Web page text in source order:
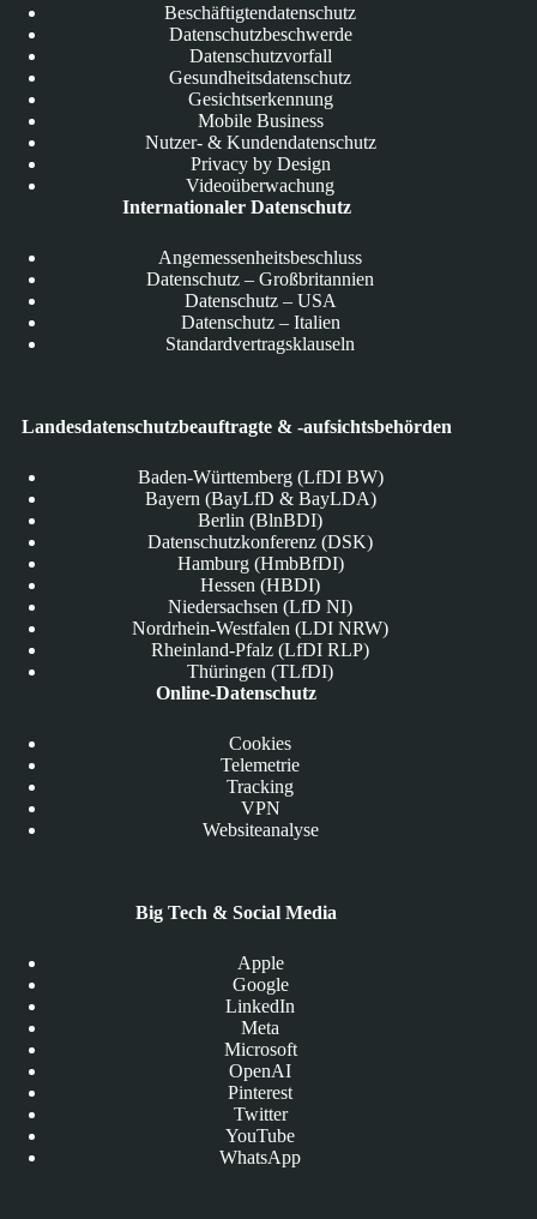
Beschäftigtendatenschutz
Datenschutzbeschwerde
Datenschutzvorfall
Gesundheitsdatenschutz
Gesichtserkennung
Mobile Business
Nutzer- & Kundendatenschutz
Privacy by Design
Videoüberwachung
Internationaler Datenschutz
Angemessenheitsbeschluss
Datenschutz – Großbritannien
Datenschutz – USA
Datenschutz – Italien
Standardvertragsklauseln
Landesdatenschutzbeauftragte & -aufsichtsbehörden
Baden-Württemberg (LfDI BW)
Bayern (BayLfD & BayLDA)
Berlin (BlnBDI)
Datenschutzkonferenz (DSK)
Hamburg (HmbBfDI)
Hessen (HBDI)
Niedersachsen (LfD NI)
Nordrhein-Westfalen (LDI NRW)
Rheinland-Pfalz (LfDI RLP)
Thüringen (TLfDI)
Online-Datenschutz
Cookies
Telemetrie
Tracking
VPN
Websiteanalyse
Big Tech & Social Media
Apple
Google
LinkedIn
Meta
Microsoft
OpenAI
Pinterest
Twitter
YouTube
WhatsApp